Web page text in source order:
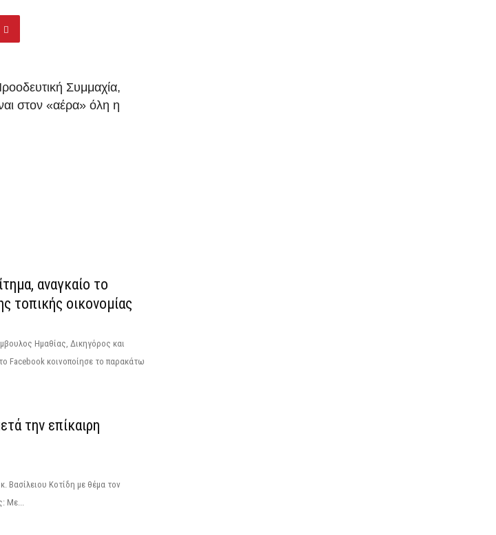
Συμμαχία,
στον «αέρα» όλη η
αναγκαίο το
τοπικής οικονομίας
Ημαθίας, Δικηγόρος και
Facebook κοινοποίησε το παρακάτω
την επίκαιρη
Κοτίδη με θέμα τον
Με...